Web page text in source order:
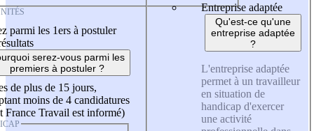
parmi les 1ers à postuler
serez-vous parmi les
premiers à postuler ?
de plus de 15 jours,
moins de 4 candidatures
France Travail est informé)
Entreprise adaptée
Qu'est-ce qu'une
entreprise adaptée
?
L'entreprise adaptée
permet à un travailleur
en situation de
handicap d'exercer
une activité